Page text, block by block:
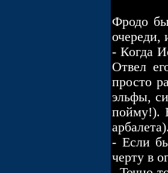
Фродо
очереди,
- Когда
Отвел
просто
эльфы,
пойму!).
арбалета).
- Если
черту в